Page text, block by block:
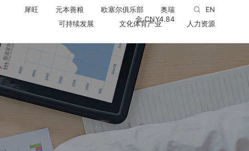
可持续发展 文化体育产业 人力资源
犀旺 元本善粮 欧塞尔俱乐部
奥瑞
金 CNY4.84
EN